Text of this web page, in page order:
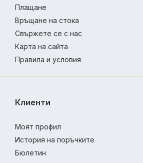
Плащане
Връщане на стока
Свържете се с нас
Карта на сайта
Правила и условия
Клиенти
Моят профил
История на поръчките
Бюлетин